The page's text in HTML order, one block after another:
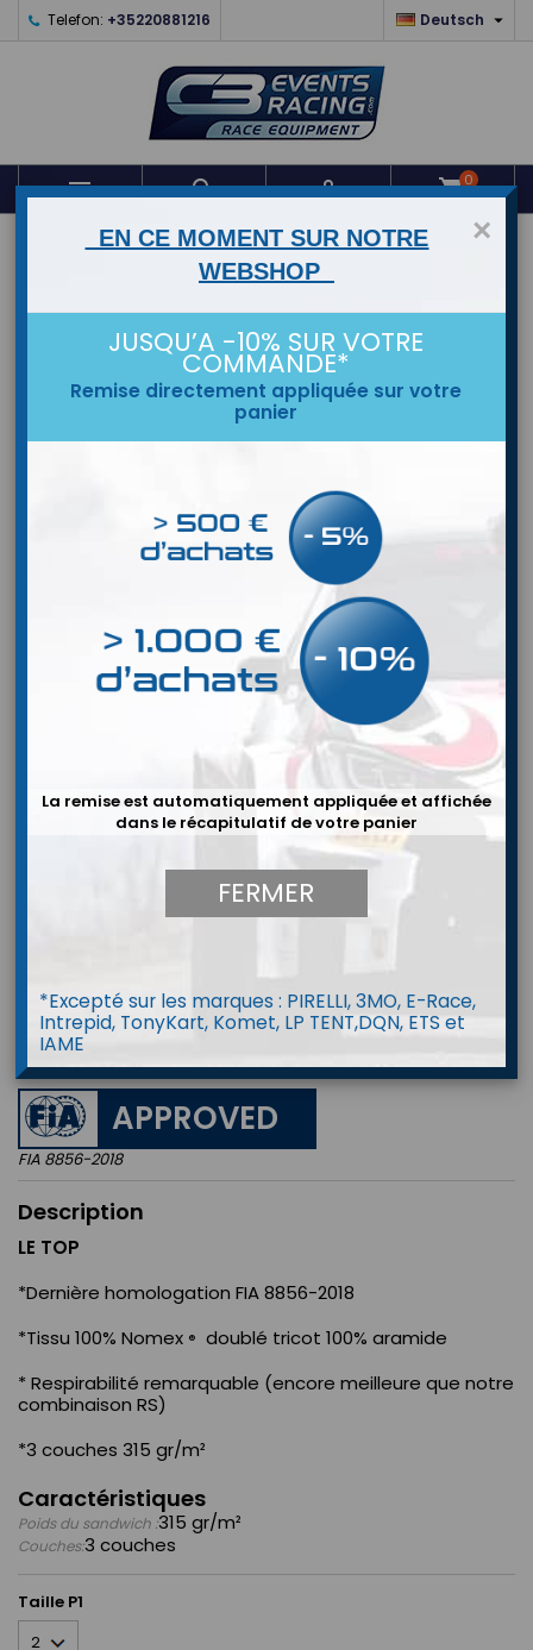
Telefon: +35220881216 Deutsch 
   shopping_cart0
STARTSEITE
MARKEN
Combinaison PRO-P1 SF (FIA 8856-
2018)
APPROVED
FIA 8856-2018
Description
LE TOP
*Dernière homologation FIA 8856-2018
*Tissu 100% Nomex ® doublé tricot 100% aramide
* Respirabilité remarquable (encore meilleure que notre
combinaison RS)
*3 couches 315 gr/m²
Caractéristiques
Poids du sandwich :315 gr/m²
Couches:3 couches
Taille P1
×
EN CE MOMENT SUR NOTRE
WEBSHOP
JUSQU’A -10% SUR VOTRE
COMMANDE*
Remise directement appliquée sur votre
panier
La remise est automatiquement appliquée et affichée
dans le récapitulatif de votre panier
FERMER
*Excepté sur les marques : PIRELLI, 3MO, E-Race,
Intrepid, TonyKart, Komet, LP TENT,DQN, ETS et
IAME